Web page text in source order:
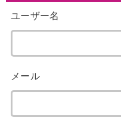
ユーザー名
メール